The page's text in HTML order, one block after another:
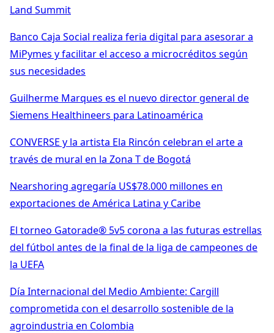
Land Summit
Banco Caja Social realiza feria digital para asesorar a
MiPymes y facilitar el acceso a microcréditos según
sus necesidades
Guilherme Marques es el nuevo director general de
Siemens Healthineers para Latinoamérica
CONVERSE y la artista Ela Rincón celebran el arte a
través de mural en la Zona T de Bogotá
Nearshoring agregaría US$78.000 millones en
exportaciones de América Latina y Caribe
El torneo Gatorade® 5v5 corona a las futuras estrellas
del fútbol antes de la final de la liga de campeones de
la UEFA
Día Internacional del Medio Ambiente: Cargill
comprometida con el desarrollo sostenible de la
agroindustria en Colombia